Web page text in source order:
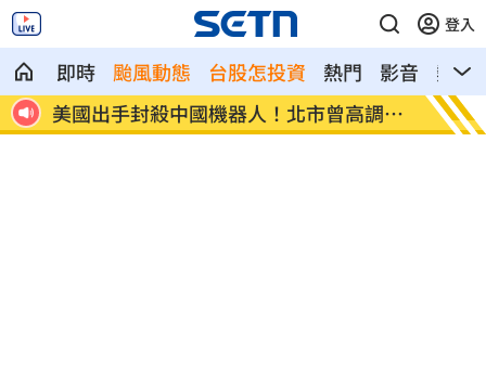
登入
即時 颱風動態 台股怎投資 熱門 影音
熱搜
美國出手封殺中國機器人！北市曾高調引
進
初來
過